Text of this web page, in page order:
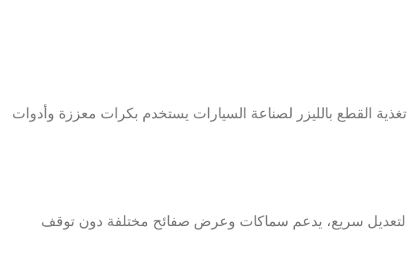
القطع بالليزر لصناعة السيارات يستخدم بكرات معززة وأدوات
لتعديل سريع، يدعم سماكات وعرض صفائح مختلفة دون توقف